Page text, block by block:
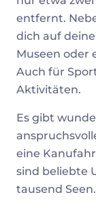
entfernt.
dich auf
Museen oder
Auch für
Aktivitäten.
Es gibt
eine
sind beliebte
tausend Seen.